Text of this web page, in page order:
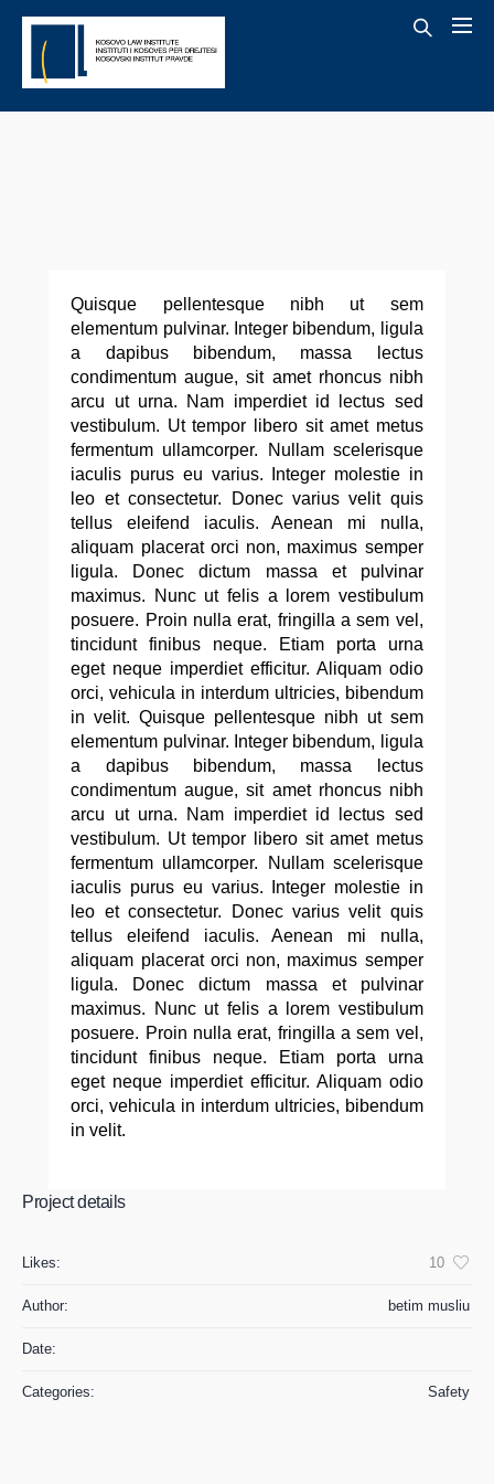
Quisque pellentesque nibh ut sem
elementum pulvinar. Integer bibendum, ligula
a dapibus bibendum, massa lectus
condimentum augue, sit amet rhoncus nibh
arcu ut urna. Nam imperdiet id lectus sed
vestibulum. Ut tempor libero sit amet metus
fermentum ullamcorper. Nullam scelerisque
iaculis purus eu varius. Integer molestie in
leo et consectetur. Donec varius velit quis
tellus eleifend iaculis. Aenean mi nulla,
aliquam placerat orci non, maximus semper
ligula. Donec dictum massa et pulvinar
maximus. Nunc ut felis a lorem vestibulum
posuere. Proin nulla erat, fringilla a sem vel,
tincidunt finibus neque. Etiam porta urna
eget neque imperdiet efficitur. Aliquam odio
orci, vehicula in interdum ultricies, bibendum
in velit. Quisque pellentesque nibh ut sem
elementum pulvinar. Integer bibendum, ligula
a dapibus bibendum, massa lectus
condimentum augue, sit amet rhoncus nibh
arcu ut urna. Nam imperdiet id lectus sed
vestibulum. Ut tempor libero sit amet metus
fermentum ullamcorper. Nullam scelerisque
iaculis purus eu varius. Integer molestie in
leo et consectetur. Donec varius velit quis
tellus eleifend iaculis. Aenean mi nulla,
aliquam placerat orci non, maximus semper
ligula. Donec dictum massa et pulvinar
maximus. Nunc ut felis a lorem vestibulum
posuere. Proin nulla erat, fringilla a sem vel,
tincidunt finibus neque. Etiam porta urna
eget neque imperdiet efficitur. Aliquam odio
orci, vehicula in interdum ultricies, bibendum
in velit.
Project details
Likes: 10
Author: betim musliu
Date:
Categories: Safety